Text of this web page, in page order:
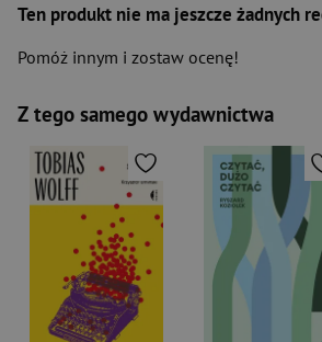
Ten produkt nie ma jeszcze żadnych
Pomóż innym i zostaw ocenę!
Z tego samego wydawnictwa